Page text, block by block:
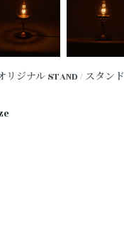
リジナル STAND / スタンド